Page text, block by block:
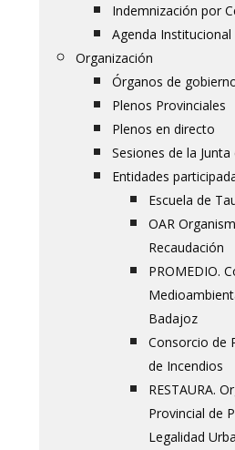
Indemnización por
Agenda Institucional
Organización
Órganos de
Plenos Provinciales
Plenos en directo
Sesiones de la
Entidades
Escuela de
OAR
Recaudación
PROMEDIO.
Badajoz
Consorcio de
de Incendios
RESTAURA.
Provincial de
Legalidad